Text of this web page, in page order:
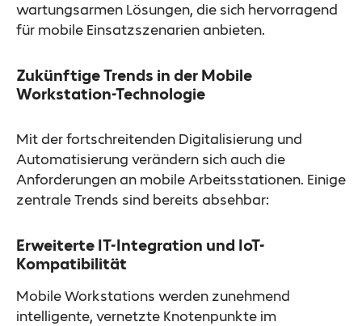
wartungsarmen Lösungen, die sich hervorragend
für mobile Einsatzszenarien anbieten.
Zukünftige Trends in der Mobile
Workstation-Technologie
Mit der fortschreitenden Digitalisierung und
Automatisierung verändern sich auch die
Anforderungen an mobile Arbeitsstationen. Einige
zentrale Trends sind bereits absehbar:
Erweiterte IT-Integration und IoT-
Kompatibilität
Mobile Workstations werden zunehmend
intelligente, vernetzte Knotenpunkte im